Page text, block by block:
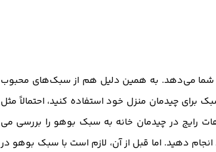
می‌دهد. به همین دلیل هم از سبک‌های محبوب
برای چیدمان منزل خود استفاده کنید، احتمالاً مثل
رایج در چیدمان خانه به سبک بوهو را بررسی می
انجام دهید. اما قبل از آن، لازم است با سبک بوهو در